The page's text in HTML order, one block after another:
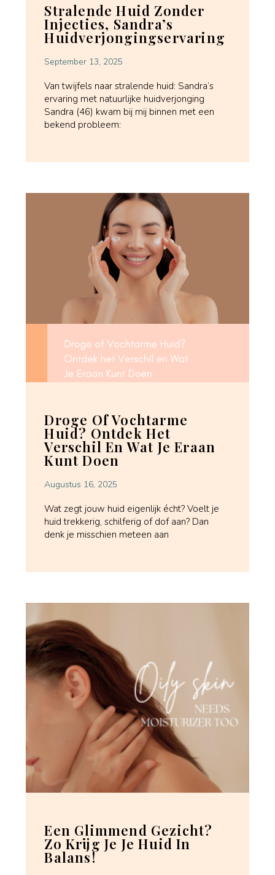
Stralende Huid Zonder
Injecties, Sandra’s
Huidverjongingservaring
September 13, 2025
Van twijfels naar stralende huid: Sandra’s
ervaring met natuurlijke huidverjonging
Sandra (46) kwam bij mij binnen met een
bekend probleem:
Droge Of Vochtarme
Huid? Ontdek Het
Verschil En Wat Je Eraan
Kunt Doen
Augustus 16, 2025
Wat zegt jouw huid eigenlijk écht? Voelt je
huid trekkerig, schilferig of dof aan? Dan
denk je misschien meteen aan
Een Glimmend Gezicht?
Zo Krijg Je Je Huid In
Balans!